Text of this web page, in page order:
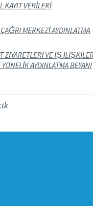
KAYIT VERİLERİ
MERKEZİ AYDINLATMA
ZİYARETLERİ VE İŞ
AYDINLATMA BEYANI